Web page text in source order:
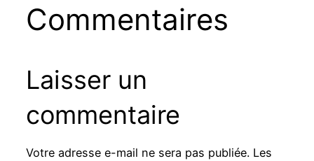
Commentaires
Laisser un
commentaire
Votre adresse e-mail ne sera pas publiée. Les